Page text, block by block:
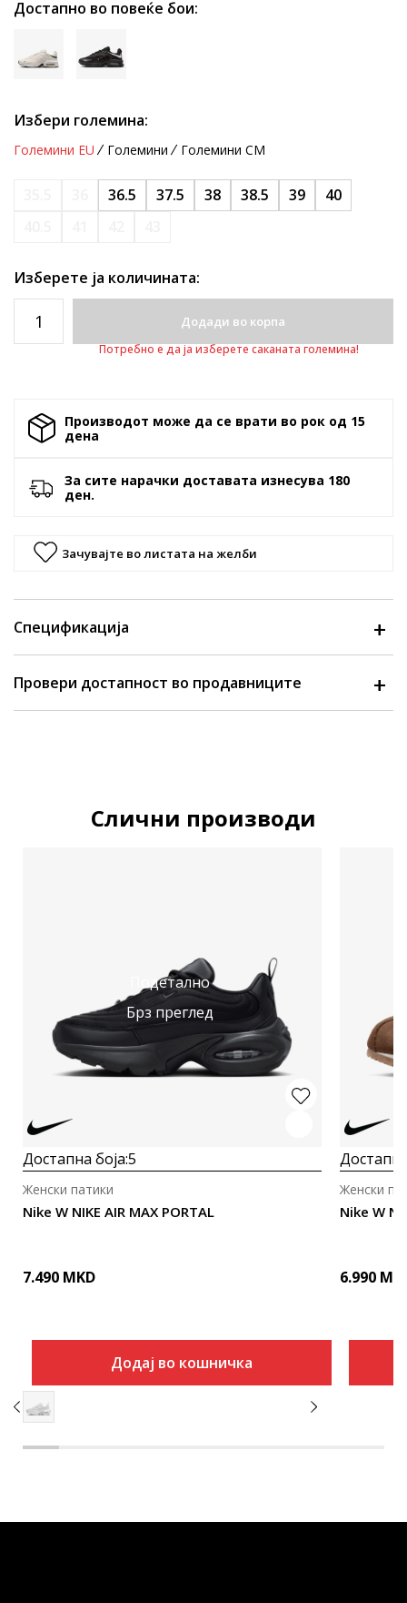
Достапно во повеќе бои:
Избери големина:
Големини EU Големини Големини CM
36.5 37.5 38 38.5 39
40
Изберете ја количината:
Додади во корпа
Потребно е да ја изберете саканата големина!
Производот може да се врати во рок од 15
денa
За сите нарачки доставата изнесува 180
ден.
Зачувајте во листата на желби
Спецификација
Провери достапност во продавниците
Слични производи
Подетално
Брз преглед
Достапна боја:5
Nike W NIKE AIR MAX PORTAL
Женски патики
7.490 MKD
Додај во кошничка
Nike W
Женски
6.990